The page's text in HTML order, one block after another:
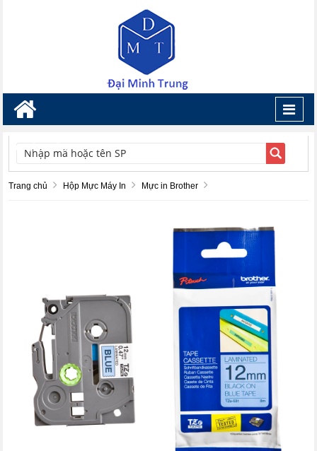
TÌM KIẾM
Trang chủ Hộp Mực Máy In Mực in Brother